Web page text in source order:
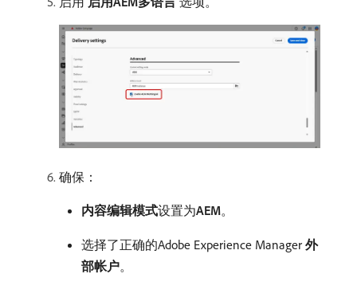
确保：
内容编辑模式​设置为​AEM。
选择了正确的Adobe Experience Manager 外
部帐户。